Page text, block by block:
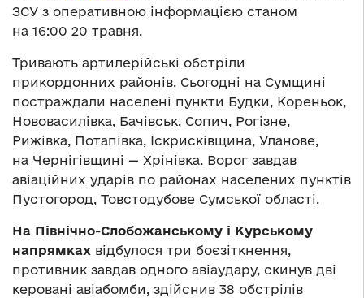
ЗСУ з оперативною інформацією станом
на 16:00 20 травня.
Тривають артилерійські обстріли
прикордонних районів. Сьогодні на Сумщині
постраждали населені пункти Будки, Кореньок,
Нововасилівка, Бачівськ, Сопич, Рогізне,
Рижівка, Потапівка, Іскрисківщина, Уланове,
на Чернігівщині — Хрінівка. Ворог завдав
авіаційних ударів по районах населених пунктів
Пустогород, Товстодубове Сумської області.
На Північно-Слобожанському і Курському
напрямках відбулося три боєзіткнення,
противник завдав одного авіаудару, скинув дві
керовані авіабомби, здійснив 38 обстрілів